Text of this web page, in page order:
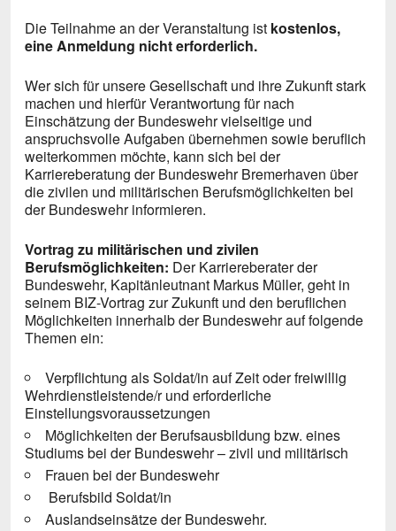
Die Teilnahme an der Veranstaltung ist kostenlos,
eine Anmeldung nicht erforderlich.
Wer sich für unsere Gesellschaft und ihre Zukunft stark
machen und hierfür Verantwortung für nach
Einschätzung der Bundeswehr vielseitige und
anspruchsvolle Aufgaben übernehmen sowie beruflich
weiterkommen möchte, kann sich bei der
Karriereberatung der Bundeswehr Bremerhaven über
die zivilen und militärischen Berufsmöglichkeiten bei
der Bundeswehr informieren.
Vortrag zu militärischen und zivilen
Berufsmöglichkeiten: Der Karriereberater der
Bundeswehr, Kapitänleutnant Markus Müller, geht in
seinem BIZ-Vortrag zur Zukunft und den beruflichen
Möglichkeiten innerhalb der Bundeswehr auf folgende
Themen ein:
Verpflichtung als Soldat/in auf Zeit oder freiwillig
Wehrdienstleistende/r und erforderliche
Einstellungsvoraussetzungen
Möglichkeiten der Berufsausbildung bzw. eines
Studiums bei der Bundeswehr – zivil und militärisch
Frauen bei der Bundeswehr
Berufsbild Soldat/in
Auslandseinsätze der Bundeswehr.